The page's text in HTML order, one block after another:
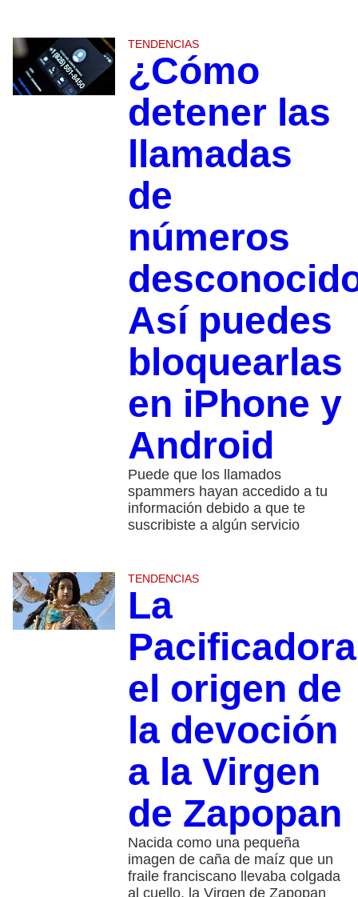
TENDENCIAS
¿Cómo
detener las
llamadas
de
números
Así puedes
bloquearlas
en iPhone y
Android
Puede que los llamados
spammers hayan accedido a tu
información debido a que te
suscribiste a algún servicio
TENDENCIAS
La
el origen de
la devoción
a la Virgen
de Zapopan
Nacida como una pequeña
imagen de caña de maíz que un
fraile franciscano llevaba colgada
al cuello, la Virgen de Zapopan